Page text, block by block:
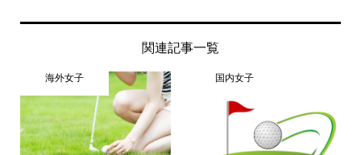
関連記事一覧
海外女子 国内女子